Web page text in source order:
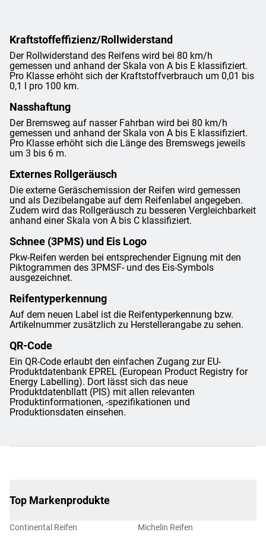
Kraftstoffeffizienz/Rollwiderstand
Der Rollwiderstand des Reifens wird bei 80 km/h
gemessen und anhand der Skala von A bis E klassifiziert.
Pro Klasse erhöht sich der Kraftstoffverbrauch um 0,01 bis
0,1 l pro 100 km.
Nasshaftung
Der Bremsweg auf nasser Fahrban wird bei 80 km/h
gemessen und anhand der Skala von A bis E klassifiziert.
Pro Klasse erhöht sich die Länge des Bremswegs jeweils
um 3 bis 6 m.
Externes Rollgeräusch
Die externe Geräschemission der Reifen wird gemessen
und als Dezibelangabe auf dem Reifenlabel angegeben.
Zudem wird das Rollgeräusch zu besseren Vergleichbarkeit
anhand einer Skala von A bis C klassifiziert.
Schnee (3PMS) und Eis Logo
Pkw-Reifen werden bei entsprechender Eignung mit den
Piktogrammen des 3PMSF- und des Eis-Symbols
ausgezeichnet.
Reifentyperkennung
Auf dem neuen Label ist die Reifentyperkennung bzw.
Artikelnummer zusätzlich zu Herstellerangabe zu sehen.
QR-Code
Ein QR-Code erlaubt den einfachen Zugang zur EU-
Produktdatenbank EPREL (European Product Registry for
Energy Labelling). Dort lässt sich das neue
Produktdatenbllatt (PIS) mit allen relevanten
Produktinformationen, -spezifikationen und
Produktionsdaten einsehen.
Top Markenprodukte
Continental Reifen Michelin Reifen